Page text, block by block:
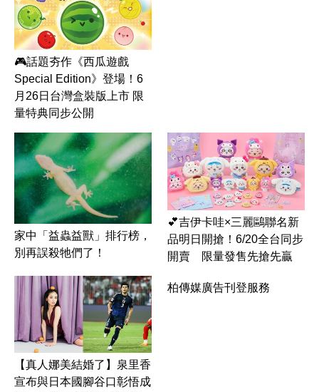
🎮話題夯作《西瓜遊戲
Special Edition》登場！6
月26日台灣盒裝版上市 限
量特典同步公開
家中「益蟲益獸」排行榜，
別再誤殺牠們了！
💕吉伊卡哇×三麗鷗聯名新
品明日開搶！6/20全台同步
開賣 限量發售先搶先贏
【真人娜美結婚了】泉里香
宣布與日本國腳谷口彰悟成
柏傳媒廣告刊登服務